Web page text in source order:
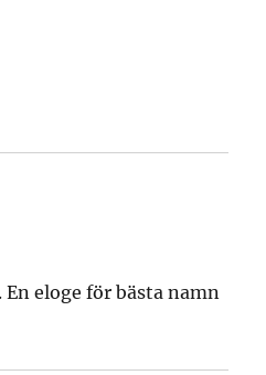
eloge för bästa namn